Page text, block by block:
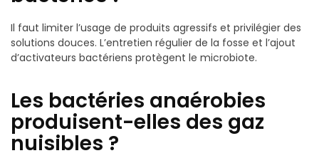
Il faut limiter l’usage de produits agressifs et privilégier des
solutions douces. L’entretien régulier de la fosse et l’ajout
d’activateurs bactériens protègent le microbiote.
Les bactéries anaérobies
produisent-elles des gaz
nuisibles ?